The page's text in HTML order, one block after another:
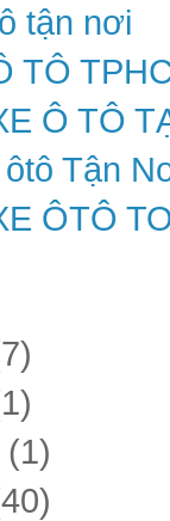
tận nơi
TÔ
Ô TÔ
Tận
ÔTÔ
(1)